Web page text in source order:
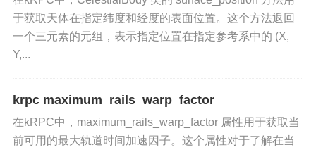
任务规划 ：在任务规划阶段，利用轨道速度信息设
计和优化轨道插入和转移操作。
天体物理学和天文学的研究。
相关类和方法
于获取天体在指定纬度和经度的表面位置。这个方法返回
一个三元素的元组，表示指定位置在指定参考系中的 (X,
Y,...
krpc maximum_rails_warp_factor
在kRPC中，maximum_rails_warp_factor 属性用于获取当
前可用的最大轨道时间加速因子。这个属性对于了解在当